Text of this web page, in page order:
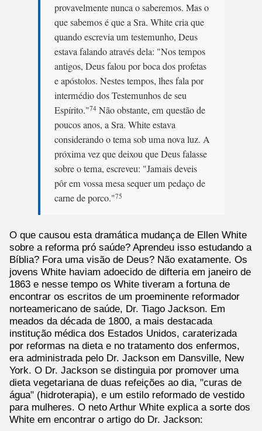
provavelmente nunca o saberemos. Mas o
que sabemos é que a Sra. White cria que
quando escrevia um testemunho, Deus
estava falando através dela: "Nos tempos
antigos, Deus falou por boca dos profetas
e apóstolos. Nestes tempos, lhes fala por
intermédio dos Testemunhos de seu
Espírito."74Não obstante, em questão de
poucos anos, a Sra. White estava
considerando o tema sob uma nova luz. A
próxima vez que deixou que Deus falasse
sobre o tema, escreveu: "Jamais deveis
pôr em vossa mesa sequer um pedaço de
carne de porco."75
O que causou esta dramática mudança de Ellen White
sobre a reforma pró saúde? Aprendeu isso estudando a
Bíblia? Fora uma visão de Deus? Não exatamente. Os
jovens White haviam adoecido de difteria em janeiro de
1863 e nesse tempo os White tiveram a fortuna de
encontrar os escritos de um proeminente reformador
norteamericano de saúde, Dr. Tiago Jackson. Em
meados da década de 1800, a mais destacada
institução médica dos Estados Unidos, caraterizada
por reformas na dieta e no tratamento dos enfermos,
era administrada pelo Dr. Jackson em Dansville, New
York. O Dr. Jackson se distinguia por promover uma
dieta vegetariana de duas refeições ao dia, "curas de
água" (hidroterapia), e um estilo reformado de vestido
para mulheres. O neto Arthur White explica a sorte dos
White em encontrar o artigo do Dr. Jackson: